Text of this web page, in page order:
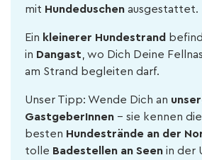
mit Hundeduschen ausgestattet.
Ein kleinerer Hundestrand
in Dangast , wo Dich Deine
am Strand begleiten darf.
Unser Tipp: Wende Dich an
GastgeberInnen – sie kennen die
besten Hundestrände an der
tolle Badestellen an Seen in der